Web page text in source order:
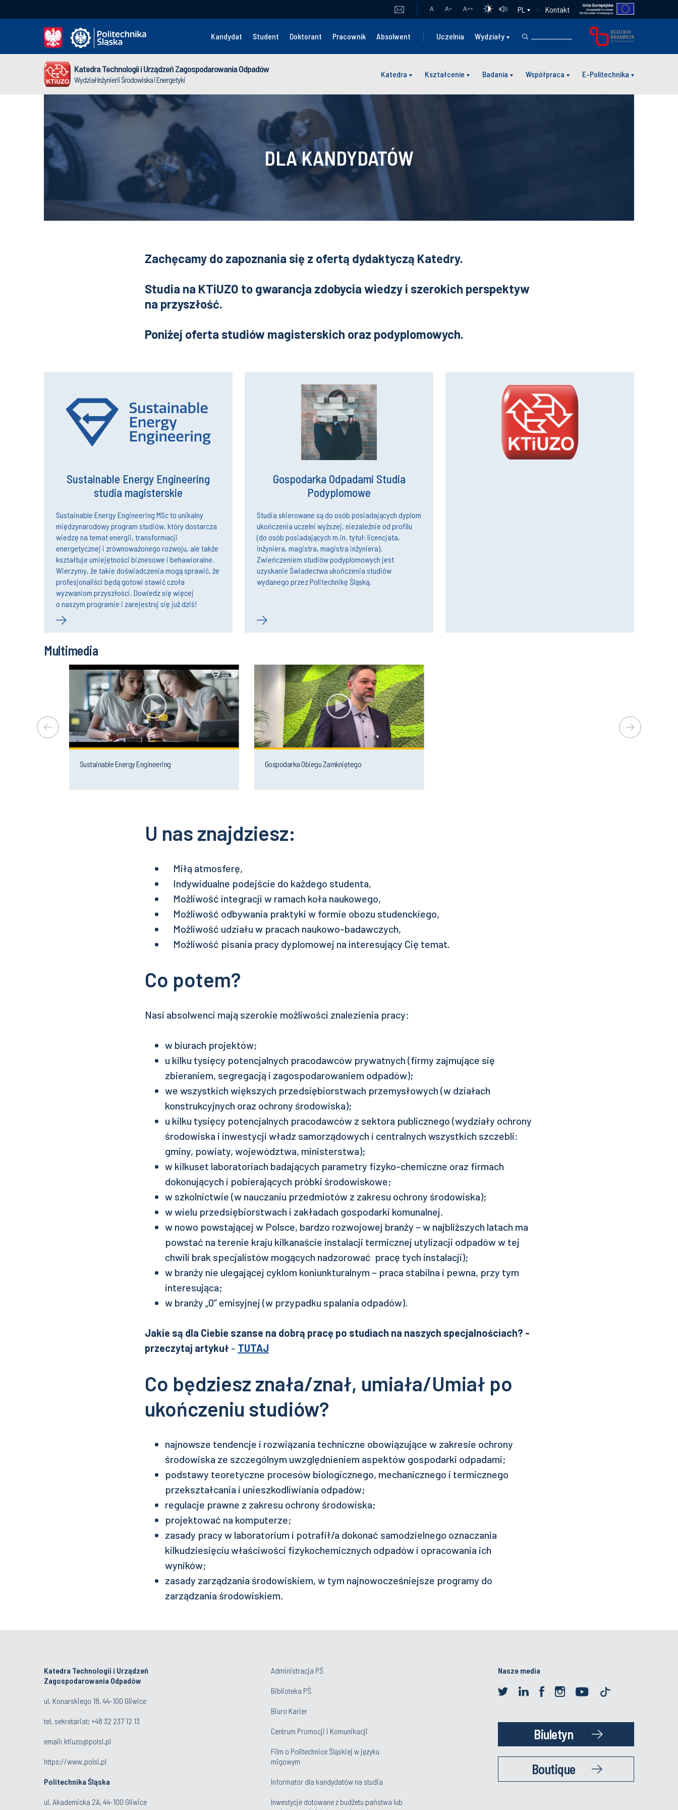
A A+ A++ PL Kontakt
Kandydat Student Doktorant Pracownik Absolwent Uczelnia Wydziały
Katedra Technologii i Urządzeń Zagospodarowania Odpadów
Wydział Inżynierii Środowiska i Energetyki
Katedra Kształcenie Badania Współpraca E-Politechnika
DLA KANDYDATÓW
Zachęcamy do zapoznania się z ofertą dydaktyczą Katedry.
Studia na KTiUZO to gwarancja zdobycia wiedzy i szerokich perspektyw
na przyszłość.
Poniżej oferta studiów magisterskich oraz podyplomowych.
Sustainable Energy Engineering
studia magisterskie
Sustainable Energy Engineering MSc to unikalny
międzynarodowy program studiów, który dostarcza
wiedzę na temat energii, transformacji
energetycznej i zrównoważonego rozwoju, ale także
kształtuje umiejętności biznesowe i behawioralne.
Wierzymy, że takie doświadczenia mogą sprawić, że
profesjonaliści będą gotowi stawić czoła
wyzwaniom przyszłości. Dowiedz się więcej
o naszym programie i zarejestruj się już dziś!
Gospodarka Odpadami Studia
Podyplomowe
Studia skierowane są do osób posiadających dyplom
ukończenia uczelni wyższej, niezależnie od profilu
(do osób posiadających m.in. tytuł: licencjata,
inżyniera, magistra, magistra inżyniera).
Zwieńczeniem studiów podyplomowych jest
uzyskanie Świadectwa ukończenia studiów
wydanego przez Politechnikę Śląską.
Multimedia
Sustainable Energy Engineering Gospodarka Obiegu Zamkniętego
U nas znajdziesz:
Miłą atmosferę,
Indywidualne podejście do każdego studenta,
Możliwość integracji w ramach koła naukowego,
Możliwość odbywania praktyki w formie obozu studenckiego,
Możliwość udziału w pracach naukowo-badawczych,
Możliwość pisania pracy dyplomowej na interesujący Cię temat.
Co potem?
Nasi absolwenci mają szerokie możliwości znalezienia pracy:
w biurach projektów;
u kilku tysięcy potencjalnych pracodawców prywatnych (firmy zajmujące się
zbieraniem, segregacją i zagospodarowaniem odpadów);
we wszystkich większych przedsiębiorstwach przemysłowych (w działach
konstrukcyjnych oraz ochrony środowiska);
u kilku tysięcy potencjalnych pracodawców z sektora publicznego (wydziały ochrony
środowiska i inwestycji władz samorządowych i centralnych wszystkich szczebli:
gminy, powiaty, województwa, ministerstwa);
w kilkuset laboratoriach badających parametry fizyko-chemiczne oraz firmach
dokonujących i pobierających próbki środowiskowe;
w szkolnictwie (w nauczaniu przedmiotów z zakresu ochrony środowiska);
w wielu przedsiębiorstwach i zakładach gospodarki komunalnej.
w nowo powstającej w Polsce, bardzo rozwojowej branży – w najbliższych latach ma
powstać na terenie kraju kilkanaście instalacji termicznej utylizacji odpadów w tej
chwili brak specjalistów mogących nadzorować pracę tych instalacji);
w branży nie ulegającej cyklom koniunkturalnym – praca stabilna i pewna, przy tym
interesująca;
w branży „0” emisyjnej (w przypadku spalania odpadów).
Jakie są dla Ciebie szanse na dobrą pracę po studiach na naszych specjalnościach? -
przeczytaj artykuł - TUTAJ
Co będziesz znała/znał, umiała/Umiał po
ukończeniu studiów?
najnowsze tendencje i rozwiązania techniczne obowiązujące w zakresie ochrony
środowiska ze szczególnym uwzględnieniem aspektów gospodarki odpadami;
podstawy teoretyczne procesów biologicznego, mechanicznego i termicznego
przekształcania i unieszkodliwiania odpadów;
regulacje prawne z zakresu ochrony środowiska;
projektować na komputerze;
zasady pracy w laboratorium i potrafił/a dokonać samodzielnego oznaczania
kilkudziesięciu właściwości fizykochemicznych odpadów i opracowania ich
wyników;
zasady zarządzania środowiskiem, w tym najnowocześniejsze programy do
zarządzania środowiskiem.
Katedra Technologii i Urządzeń
Zagospodarowania Odpadów
ul. Konarskiego 18, 44-100 Gliwice
tel. sekretariat: +48 32 237 12 13
email: ktiuzo@polsl.pl
https://www.polsl.pl
Politechnika Śląska
ul. Akademicka 2A, 44-100 Gliwice
Administracja PŚ
Biblioteka PŚ
Biuro Karier
Centrum Promocji i Komunikacji
Film o Politechnice Śląskiej w języku
migowym
Informator dla kandydatów na studia
Inwestycje dotowane z budżetu państwa lub
Nasze media
Biuletyn
Boutique